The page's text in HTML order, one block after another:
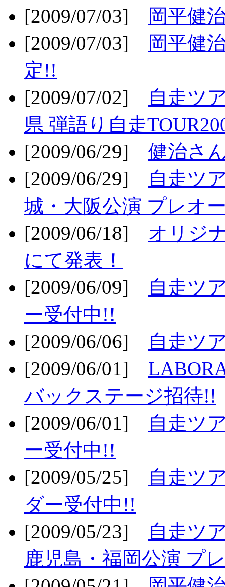
[2009/07/03]
岡平健
[2009/07/03]
岡平健
定!!
[2009/07/02]
自走ツ
県 弾語り自走
[2009/06/29] 健治さ
[2009/06/29]
自走ツ
城・大阪公演 プレオ
[2009/06/18] オリジ
にて発表！
[2009/06/09]
自走ツ
ー受付中!!
[2009/06/06]
自走ツ
[2009/06/01]
バックステージ招待!!
[2009/06/01]
自走ツ
ー受付中!!
[2009/05/25]
自走ツ
ダー受付中!!
[2009/05/23]
自走ツ
鹿児島・福岡公演 プ